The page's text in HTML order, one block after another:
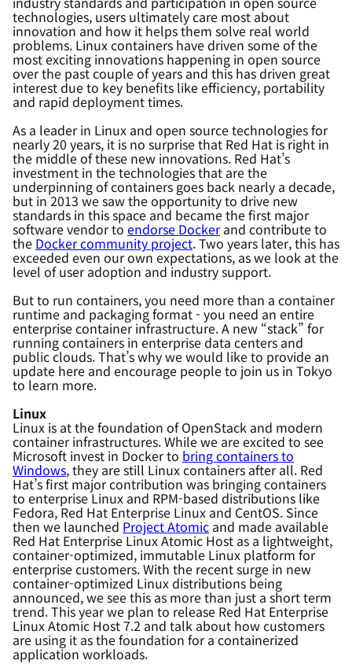
technologies, users ultimately care most about
innovation and how it helps them solve real world
problems. Linux containers have driven some of the
most exciting innovations happening in open source
over the past couple of years and this has driven great
interest due to key benefits like efficiency, portability
and rapid deployment times.
As a leader in Linux and open source technologies for
nearly 20 years, it is no surprise that Red Hat is right in
the middle of these new innovations. Red Hat’s
investment in the technologies that are the
underpinning of containers goes back nearly a decade,
but in 2013 we saw the opportunity to drive new
standards in this space and became the first major
software vendor to endorse Dockerand contribute to
the Docker community project. Two years later, this has
exceeded even our own expectations, as we look at the
level of user adoption and industry support.
But to run containers, you need more than a container
runtime and packaging format - you need an entire
enterprise container infrastructure. A new “stack” for
running containers in enterprise data centers and
public clouds. That’s why we would like to provide an
update here and encourage people to join us in Tokyo
to learn more.
Linux
Linux is at the foundation of OpenStack and modern
container infrastructures. While we are excited to see
Microsoft invest in Docker to bring containers to
Windows, they are still Linux containers after all. Red
Hat’s first major contribution was bringing containers
to enterprise Linux and RPM-based distributions like
Fedora, Red Hat Enterprise Linux and CentOS. Since
then we launched ProjectAtomic and made available
Red Hat Enterprise Linux Atomic Host as a lightweight,
container-optimized, immutable Linux platform for
enterprise customers. With the recent surge in new
container-optimized Linux distributions being
announced, we see this as more than just a short term
trend. This year we plan to release Red Hat Enterprise
Linux Atomic Host 7.2 and talk about how customers
are using it as the foundation for a containerized
application workloads.